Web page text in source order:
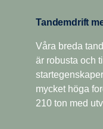
Tandemdrift
Våra breda
är robusta och
mycket höga
210 ton med